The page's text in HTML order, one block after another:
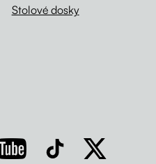
Stolové dosky